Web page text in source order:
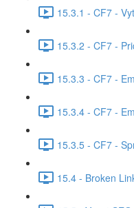
15.3.1 - CF7 -
15.3.2 - CF7 -
15.3.3 - CF7 -
15.3.4 - CF7 -
15.3.5 - CF7 -
15.4 - Broken